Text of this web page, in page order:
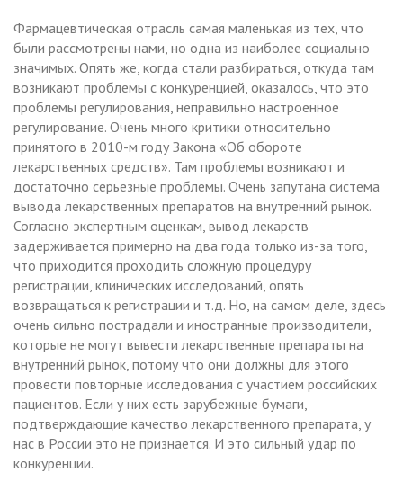
Фармацевтическая отрасль самая маленькая из тех, что
были рассмотрены нами, но одна из наиболее социально
значимых. Опять же, когда стали разбираться, откуда там
возникают проблемы с конкуренцией, оказалось, что это
проблемы регулирования, неправильно настроенное
регулирование. Очень много критики относительно
принятого в 2010-м году Закона «Об обороте
лекарственных средств». Там проблемы возникают и
достаточно серьезные проблемы. Очень запутана система
вывода лекарственных препаратов на внутренний рынок.
Согласно экспертным оценкам, вывод лекарств
задерживается примерно на два года только из-за того,
что приходится проходить сложную процедуру
регистрации, клинических исследований, опять
возвращаться к регистрации и т.д. Но, на самом деле, здесь
очень сильно пострадали и иностранные производители,
которые не могут вывести лекарственные препараты на
внутренний рынок, потому что они должны для этого
провести повторные исследования с участием российских
пациентов. Если у них есть зарубежные бумаги,
подтверждающие качество лекарственного препарата, у
нас в России это не признается. И это сильный удар по
конкуренции.